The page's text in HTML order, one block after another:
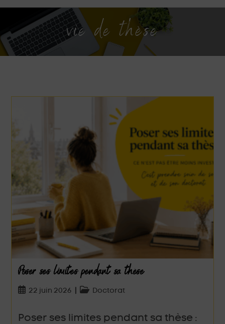
vie de thèse
Poser ses limites pendant sa thèse
22 juin 2026 Doctorat
Poser ses limites pendant sa thèse :